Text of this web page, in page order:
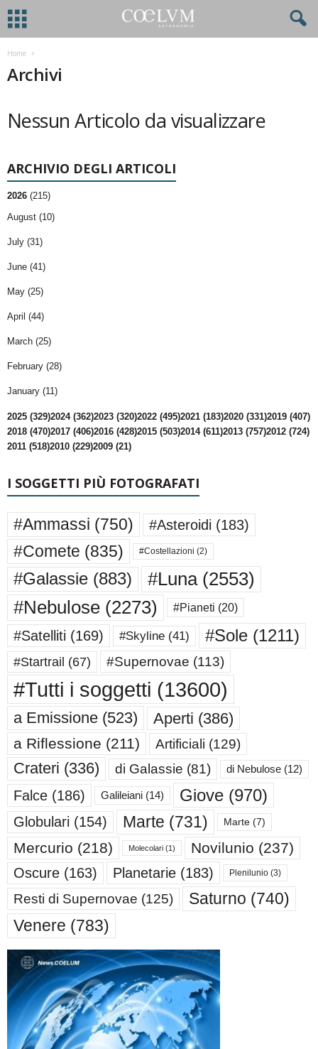
Home
Archivi
Nessun Articolo da visualizzare
ARCHIVIO DEGLI ARTICOLI
2026 (215)
August (10)
July (31)
June (41)
May (25)
April (44)
March (25)
February (28)
January (11)
2025 (329)2024 (362)2023 (320)2022 (495)2021 (183)2020 (331)2019 (407)
2018 (470)2017 (406)2016 (428)2015 (503)2014 (611)2013 (757)2012 (724)
2011 (518)2010 (229)2009 (21)
I SOGGETTI PIÙ FOTOGRAFATI
#Ammassi (750) #Asteroidi (183)
#Comete (835) #Costellazioni (2)
#Galassie (883) #Luna(2553)
#Nebulose (2273) #Pianeti (20)
#Satelliti (169) #Skyline (41) #Sole (1211)
#Startrail (67) #Supernovae (113)
#Tutti i soggetti (13600)
a Emissione (523) Aperti (386)
a Riflessione (211) Artificiali (129)
Crateri (336) di Galassie (81) di Nebulose (12)
Falce (186) Galileiani (14) Giove (970)
Globulari (154) Marte (731) Marte (7)
Mercurio (218) Molecolari (1) Novilunio (237)
Oscure (163) Planetarie (183) Plenilunio (3)
Resti di Supernovae (125) Saturno (740)
Venere (783)